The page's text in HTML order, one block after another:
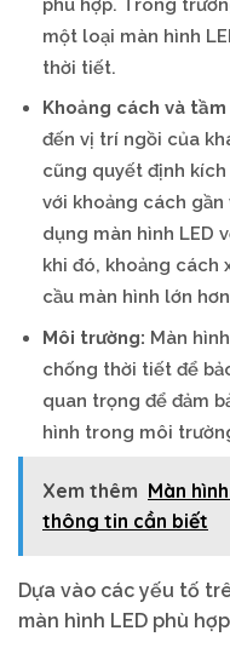
một loại màn hình
thời tiết.
Khoảng cách và tầm
đến vị trí ngồi của
cũng quyết định
với khoảng cách gần
dụng màn hình LED
khi đó, khoảng cách
cầu màn hình lớn
Môi trường: Màn
chống thời tiết để
quan trọng để đảm
hình trong môi
Xem thêm Màn
thông tin cần biết
Dựa vào các yếu tố
màn hình LED phù